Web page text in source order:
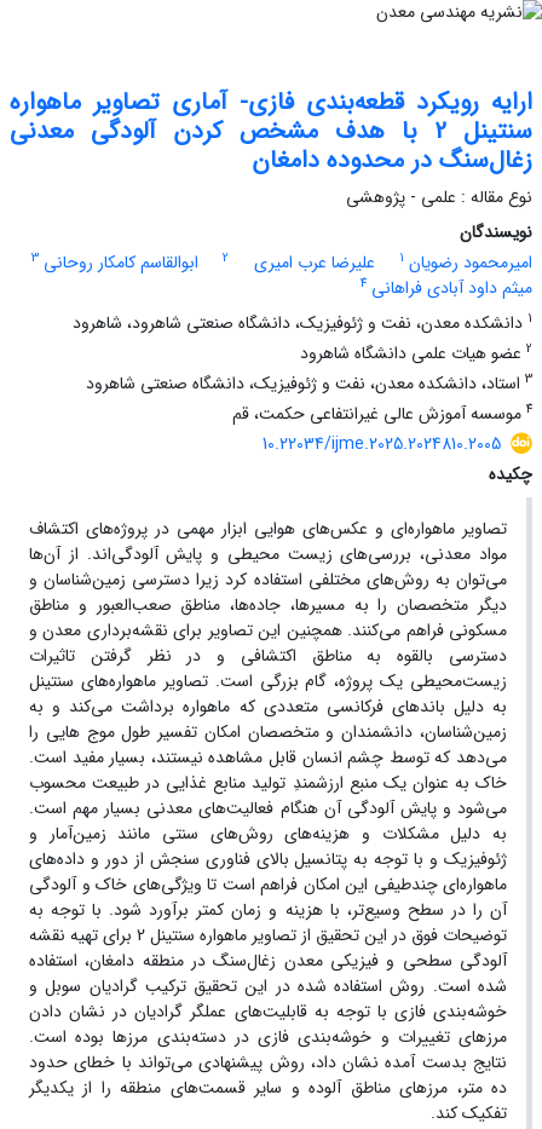
ارایه رویکرد قطعه‌بندی فازی- آماری تصاویر ماهواره
سنتینل 2 با هدف مشخص کردن آلودگی معدنی
زغال‌سنگ در محدوده دامغان
نوع مقاله : علمی - پژوهشی
نویسندگان
امیرمحمود رضویان 1 علیرضا عرب امیری 2 ابوالقاسم کامکار روحانی 3
میثم داود آبادی فراهانی 4
1 دانشکده معدن، نفت و ژئوفیزیک، دانشگاه صنعتی شاهرود، شاهرود
2 عضو هیات علمی دانشگاه شاهرود
3 استاد، دانشکده معدن، نفت و ژئوفیزیک، دانشگاه صنعتی شاهرود
4 موسسه آموزش عالی غیرانتفاعی حکمت، قم
10.22034/ijme.2025.2024810.2005
چکیده
تصاویر ماهواره‌ای و عکس‌های هوایی ابزار مهمی در پروژه‌های اکتشاف
مواد معدنی، بررسی‌های زیست محیطی و پایش آلودگی‌اند. از آن‌ها
می‌توان به روش‌های مختلفی استفاده کرد زیرا دسترسی زمین‌شناسان و
دیگر متخصصان را به مسیرها، جاده‌ها، مناطق صعب‌العبور و مناطق
مسکونی فراهم می‌کنند. همچنین این تصاویر برای نقشه‌برداری معدن و
دسترسی بالقوه به مناطق اکتشافی و در نظر گرفتن تاثیرات
زیست‌محیطی یک پروژه، گام بزرگی است. تصاویر ماهواره‌‌های سنتینل
به دلیل باندهای فرکانسی متعددی که ماهواره برداشت می‌کند و به
زمین‌شناسان، دانشمندان و متخصصان امکان تفسیر طول موج هایی را
می‌دهد که توسط چشم انسان قابل مشاهده نیستند، بسیار مفید است.
خاک به عنوان یک منبع ارزشمندِ تولید منابع غذایی در طبیعت محسوب
می‌شود و پایش آلودگی آن هنگام فعالیت‌های معدنی بسیار مهم است.
به دلیل مشکلات و هزینه‌های روش‌های سنتی مانند زمین‌آمار و
ژئوفیزیک و با توجه به پتانسیل بالای فناوری سنجش از دور و داده‌‌های
ماهوار‌ه‌ای چندطیفی این امکان فراهم است تا ویژگی‌های خاک و آلودگی
آن را در سطح وسیع‌تر، با هزینه و زمان کمتر برآورد شود. با توجه به
توضیحات فوق در این تحقیق از تصاویر ماهواره سنتینل 2 برای تهیه نقشه
آلودگی سطحی و فیزیکی معدن زغال‌سنگ در منطقه دامغان، استفاده
شده است. روش استفاده شده در این تحقیق ترکیب گرادیان سوبل و
خوشه‌بندی فازی با توجه به قابلیت‌های عملگر گرادیان در نشان دادن
مرزهای تغییرات و خوشه‌بندی فازی در دسته‌بندی مرزها بوده است.
نتایج بدست آمده نشان داد، روش پیشنهادی می‌تواند با خطای حدود
ده متر، مرزهای مناطق آلوده و سایر قسمت‌های منطقه را از یکدیگر
تفکیک کند.